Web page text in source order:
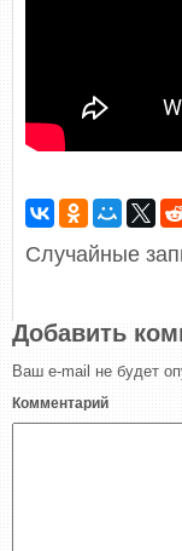
Случайные
Добавить
Ваш e-mail не будет
Комментарий